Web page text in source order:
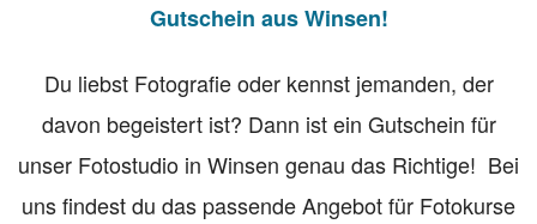
Gutschein aus Winsen!
Du liebst Fotografie oder kennst jemanden, der
davon begeistert ist? Dann ist ein Gutschein für
unser Fotostudio in Winsen genau das Richtige! Bei
uns findest du das passende Angebot für Fotokurse